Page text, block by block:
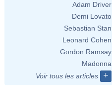
Adam Driver
Demi Lovato
Sebastian Stan
Leonard Cohen
Gordon Ramsay
Madonna
Voir tous les articles
+